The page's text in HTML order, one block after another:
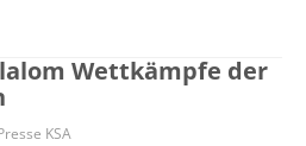
Wettkämpfe der
KSA